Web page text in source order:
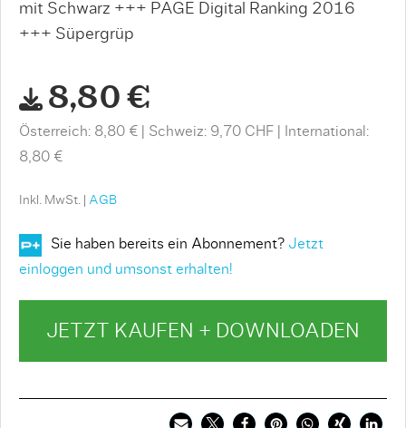
mit Schwarz +++ PAGE Digital Ranking 2016
+++ Süpergrüp
8,80 €
Österreich: 8,80 € Schweiz: 9,70 CHF
International:
8,80 €
Inkl. MwSt. | AGB
Sie haben bereits ein Abonnement? Jetzt
einloggen und umsonst erhalten!
JETZT KAUFEN + DOWNLOADEN